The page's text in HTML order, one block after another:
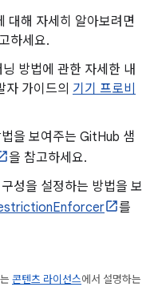
해 자세히 알아보려면
하세요.
방법에 관한 자세한 내
가이드의 기기 프로비
을 보여주는 GitHub 샘
을 참고하세요.
성을 설정하는 방법을 보
를
콘텐츠 라이선스에서 설명하는